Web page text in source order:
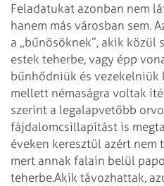
Feladatukat azonban nem
hanem más városban sem.
a „bűnösöknek”, akik közül
estek teherbe, vagy épp
bűnhődniük és vezekelniük
mellett némaságra voltak
szerint a legalapvetőbb
fájdalomcsillapítást is
éveken keresztül azért
mert annak falain belül
teherbe.Akik távozhattak,